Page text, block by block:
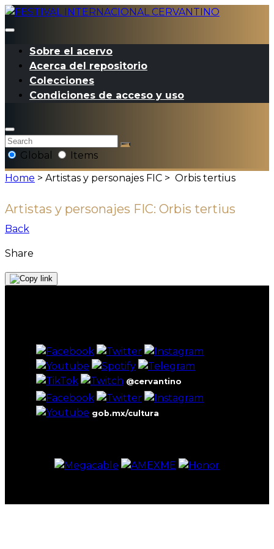
Sobre el acervo
Acerca del repositorio
Colecciones
Condiciones de acceso y uso
Global
Items
Home > Artistas y personajes FIC > Orbis tertius
Artistas y personajes FIC: Orbis tertius
Back
Share
@cervantino
gob.mx/cultura